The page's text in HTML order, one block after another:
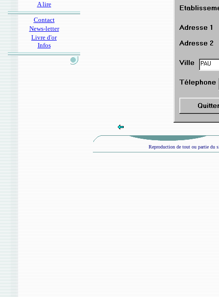
A lire
Contact
News-letter
Livre d'or
Infos
Reproduction de tout ou partie du